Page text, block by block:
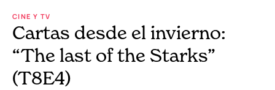
CINE Y TV
Cartas desde el invierno:
“The last of the Starks”
(T8E4)